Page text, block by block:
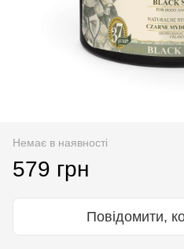
Немає в наявності
579 грн
Повідомити,